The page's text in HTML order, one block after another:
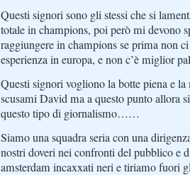
Questi signori sono gli stessi che si
totale in champions, poi però mi devono
raggiungere in champions se prima non
esperienza in europa, e non c’è miglior
Questi signori vogliono la botte piena e
scusami David ma a questo punto allora
questo tipo di giornalismo……
Siamo una squadra seria con una
nostri doveri nei confronti del pubblico e
amsterdam incaxxati neri e tiriamo fuori